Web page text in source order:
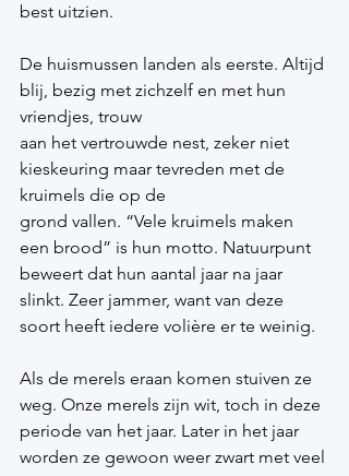
best uitzien.
De huismussen landen als eerste. Altijd
blij, bezig met zichzelf en met hun
vriendjes, trouw
aan het vertrouwde nest, zeker niet
kieskeuring maar tevreden met de
kruimels die op de
grond vallen. “Vele kruimels maken
een brood” is hun motto. Natuurpunt
beweert dat hun aantal jaar na jaar
slinkt. Zeer jammer, want van deze
soort heeft iedere volière er te weinig.
Als de merels eraan komen stuiven ze
weg. Onze merels zijn wit, toch in deze
periode van het jaar. Later in het jaar
worden ze gewoon weer zwart met veel